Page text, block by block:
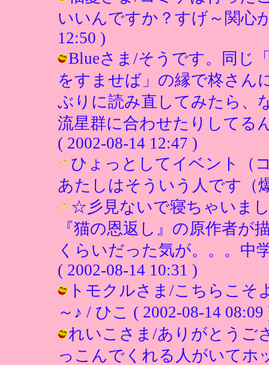
いいんですか？すげ～関心
12:50 )
Blueさま/そうです。同じ
をすませば」の縁で柊さん
ぶりに読み直してみたら、
流星群に合わせたりしてる
( 2002-08-14 12:47 )
ひょっとしてイベント（
あたしはそういう人です（
☆彡見ないで寝ちゃいま
『猫の恩返し』の原作者が
くらいだった気が。。。中
( 2002-08-14 10:31 )
トモクルさま/こちらこそ
～♪ / ひこ ( 2002-08-14 08:09
れいこさま/ありがとうご
っこんでくれる人がいてホ